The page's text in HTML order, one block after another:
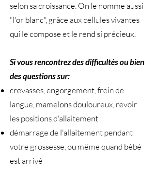
selon sa croissance. On le nomme aussi
"l'or blanc", grâce aux cellules vivantes
qui le compose et le rend si précieux.
Si vous rencontrez des difficultés ou bien
des questions sur:
crevasses, engorgement, frein de
langue, mamelons douloureux, revoir
les positions d'allaitement
démarrage de l'allaitement pendant
votre grossesse, ou même quand bébé
est arrivé